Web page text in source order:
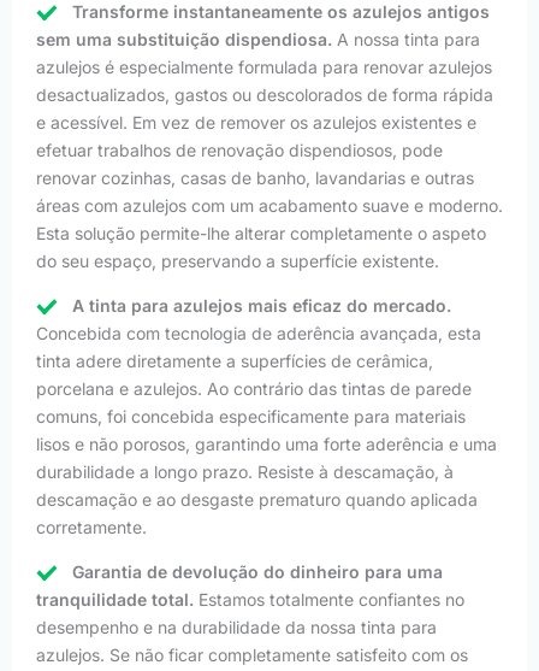
Transforme instantaneamente os azulejos antigos
sem uma substituição dispendiosa. A nossa tinta para
azulejos é especialmente formulada para renovar azulejos
desactualizados, gastos ou descolorados de forma rápida
e acessível. Em vez de remover os azulejos existentes e
efetuar trabalhos de renovação dispendiosos, pode
renovar cozinhas, casas de banho, lavandarias e outras
áreas com azulejos com um acabamento suave e moderno.
Esta solução permite-lhe alterar completamente o aspeto
do seu espaço, preservando a superfície existente.
A tinta para azulejos mais eficaz do mercado.
Concebida com tecnologia de aderência avançada, esta
tinta adere diretamente a superfícies de cerâmica,
porcelana e azulejos. Ao contrário das tintas de parede
comuns, foi concebida especificamente para materiais
lisos e não porosos, garantindo uma forte aderência e uma
durabilidade a longo prazo. Resiste à descamação, à
descamação e ao desgaste prematuro quando aplicada
corretamente.
Garantia de devolução do dinheiro para uma
tranquilidade total. Estamos totalmente confiantes no
desempenho e na durabilidade da nossa tinta para
azulejos. Se não ficar completamente satisfeito com os